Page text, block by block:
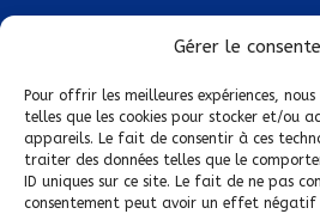
Gérer le
Pour offrir les meilleures expériences,
telles que les cookies pour stocker et/ou
appareils. Le fait de consentir à ces
traiter des données telles que le
ID uniques sur ce site. Le fait de ne pas
consentement peut avoir un effet négatif
Devenez Délégué·e Régional·e !
Trouvez-nous près de chez vous !
Mentions légales
Conditions générales de vente